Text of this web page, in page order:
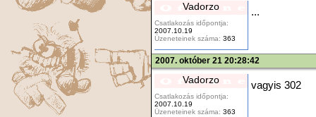
Vadorzo
Csatlakozás időpontja:
2007.10.19
Üzeneteinek száma: 363
...
2007. október 21 20:28:42
Vadorzo
Csatlakozás időpontja:
2007.10.19
Üzeneteinek száma: 363
vagyis 302